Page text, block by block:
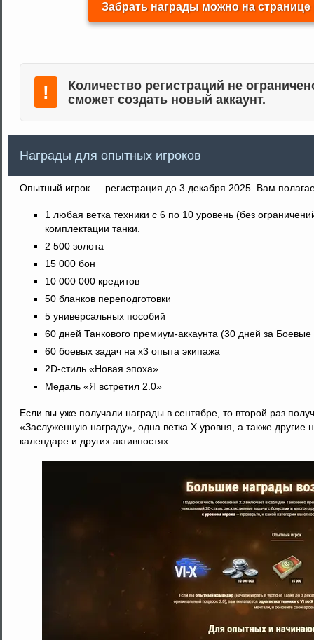
Забрать награды можно на странице
!
Количество регистраций не
сможет создать новый аккаунт.
Награды для опытных игроков
Опытный игрок — регистрация до 3 декабря 2025. Вам
1 любая ветка техники с 6 по 10 уровень (без
комплектации танки.
2 500 золота
15 000 бон
10 000 000 кредитов
50 бланков переподготовки
5 универсальных пособий
60 дней Танкового премиум-аккаунта (30 дней за Боевые
60 боевых задач на x3 опыта экипажа
2D-стиль «Новая эпоха»
Медаль «Я встретил 2.0»
Если вы уже получали награды в сентябре, то второй раз
«Заслуженную награду», одна ветка X уровня, а также другие
календаре и других активностях.